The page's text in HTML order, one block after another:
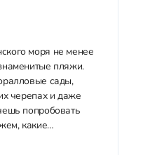
моря не менее
пляжи.
сады,
черепах и даже
попробовать
какие